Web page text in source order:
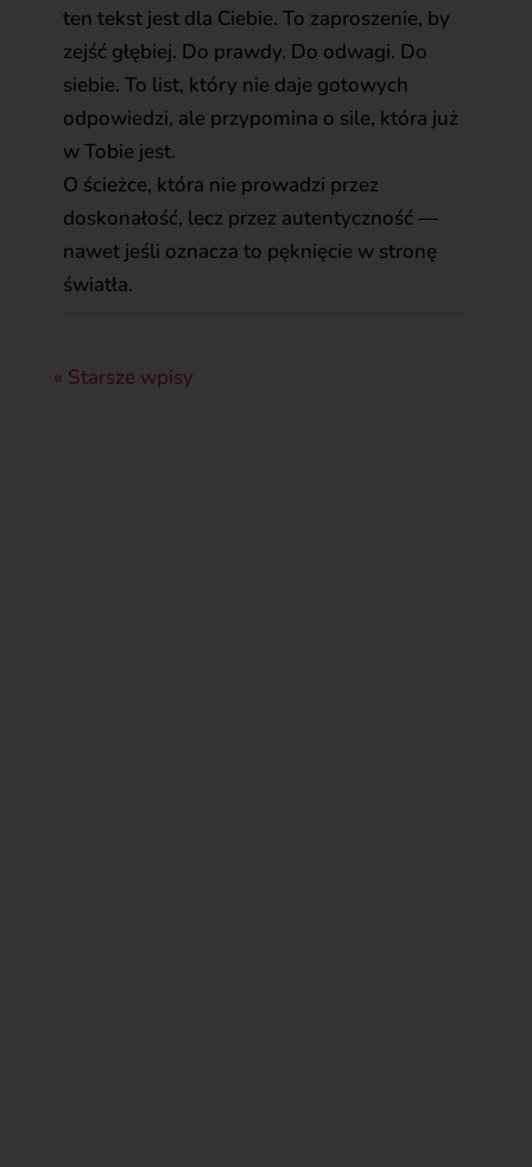
ten tekst jest dla Ciebie. To zaproszenie, by
zejść głębiej. Do prawdy. Do odwagi. Do
siebie. To list, który nie daje gotowych
odpowiedzi, ale przypomina o sile, która już
w Tobie jest.
O ścieżce, która nie prowadzi przez
doskonałość, lecz przez autentyczność —
nawet jeśli oznacza to pęknięcie w stronę
światła.
« Starsze wpisy